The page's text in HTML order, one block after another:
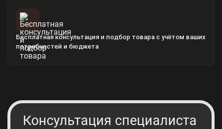
Бесплатная консультация и подбор товара с учётом ваших
потребностей и бюджета
Консультация специалиста